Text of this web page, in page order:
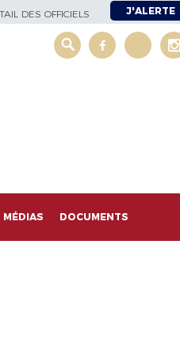
DES OFFICIELS J'ALERTE
MÉDIAS DOCUMENTS